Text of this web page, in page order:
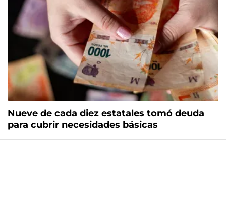
Nueve de cada diez estatales tomó deuda
para cubrir necesidades básicas